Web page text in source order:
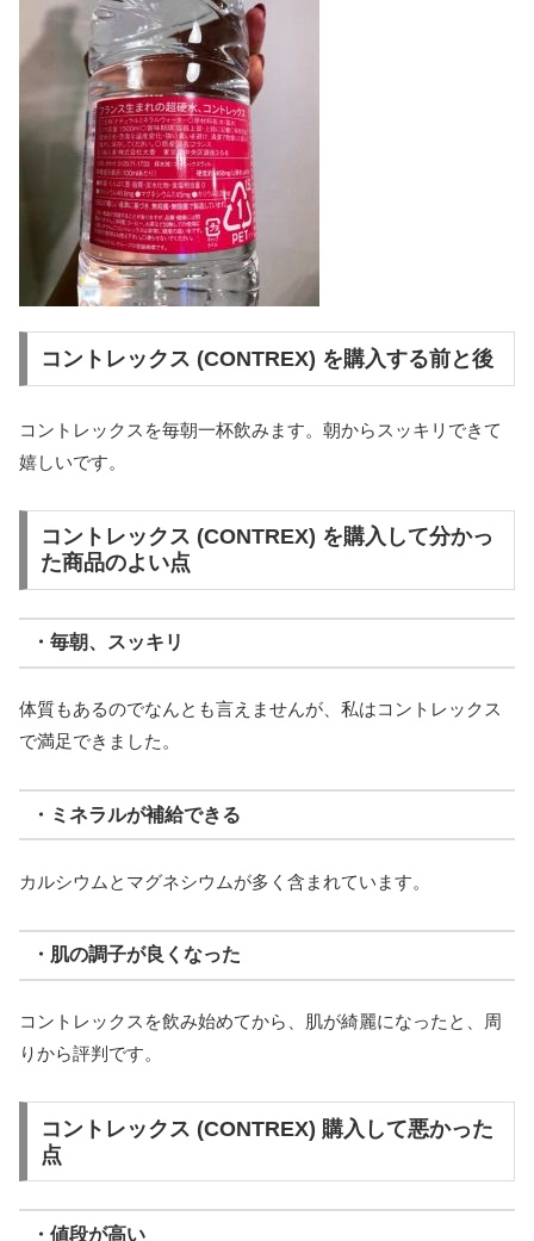
コントレックス (CONTREX) を購入する前と後
コントレックスを毎朝一杯飲みます。朝からスッキリできて
嬉しいです。
コントレックス (CONTREX) を購入して分かっ
た商品のよい点
・毎朝、スッキリ
体質もあるのでなんとも言えませんが、私はコントレックス
で満足できました。
・ミネラルが補給できる
カルシウムとマグネシウムが多く含まれています。
・肌の調子が良くなった
コントレックスを飲み始めてから、肌が綺麗になったと、周
りから評判です。
コントレックス (CONTREX) 購入して悪かった
点
・値段が高い